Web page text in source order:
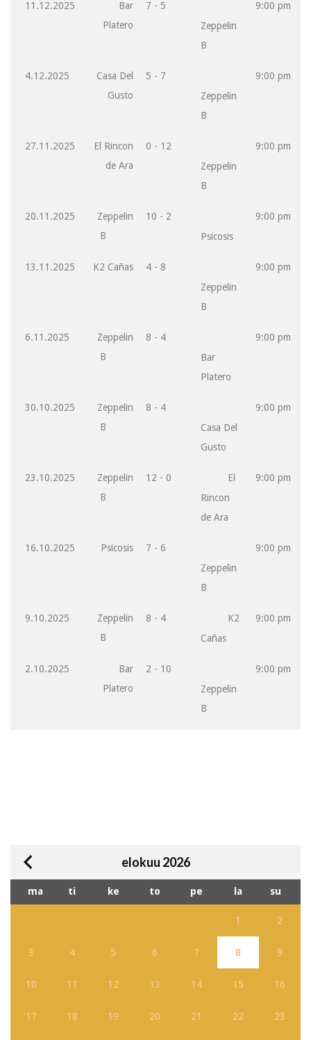
11.12.2025
Bar
Platero
7 - 5
Zeppelin
B
9:00 pm
4.12.2025
Casa Del
Gusto
5 - 7
Zeppelin
B
9:00 pm
27.11.2025
El Rincon
de Ara
0 - 12
Zeppelin
B
9:00 pm
20.11.2025
Zeppelin
B
10 - 2
Psicosis
9:00 pm
13.11.2025 K2 Cañas
4 - 8
Zeppelin
B
9:00 pm
6.11.2025
Zeppelin
B
8 - 4
Bar
Platero
9:00 pm
30.10.2025
Zeppelin
B
8 - 4
Casa Del
Gusto
9:00 pm
23.10.2025
Zeppelin
B
12 - 0
El
Rincon
de Ara
9:00 pm
16.10.2025 Psicosis
7 - 6
Zeppelin
B
9:00 pm
9.10.2025
Zeppelin
B
8 - 4
K2
Cañas
9:00 pm
2.10.2025
Bar
Platero
2 - 10
Zeppelin
B
9:00 pm
elokuu 2026
ma ti ke to pe la su
1 2
3 4 5 6 7 8 9
10 11 12 13 14 15 16
17 18 19 20 21 22 23